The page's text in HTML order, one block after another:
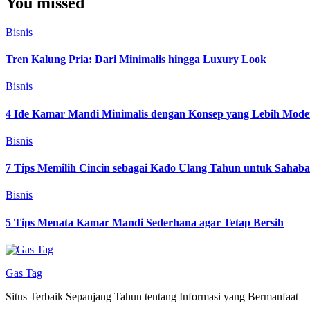
Bisnis
Tren Kalung Pria: Dari Minimalis hingga Luxury Look
Bisnis
4 Ide Kamar Mandi Minimalis dengan Konsep yang Lebih
Bisnis
7 Tips Memilih Cincin sebagai Kado Ulang Tahun untuk
Bisnis
5 Tips Menata Kamar Mandi Sederhana agar Tetap Bersih
Gas Tag
Situs Terbaik Sepanjang Tahun tentang Informasi yang Bermanfaat